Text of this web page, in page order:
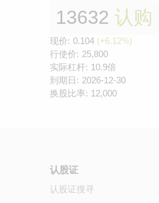
13632 认购
现价: 0.104 (+6.12%)
行使价: 25,800
实际杠杆: 10.9倍
到期日: 2026-12-30
换股比率: 12,000
认股证
认股证搜寻